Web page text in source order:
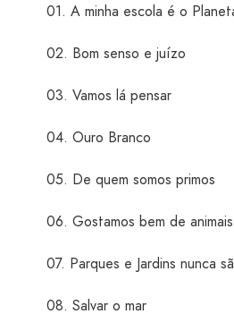
01. A minha escola é o
02. Bom senso e juízo
03. Vamos lá pensar
04. Ouro Branco
05. De quem somos primos
06. Gostamos bem de animais
07. Parques e Jardins nunca
08. Salvar o mar